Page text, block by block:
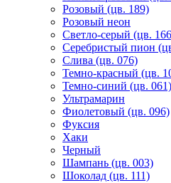
Розовый (цв. 189)
Розовый неон
Светло-серый (цв.
Серебристый пион
Слива (цв. 076)
Темно-красный (цв.
Темно-синий (цв. 061)
Ультрамарин
Фиолетовый (цв. 096)
Фуксия
Хаки
Черный
Шампань (цв. 003)
Шоколад (цв. 111)